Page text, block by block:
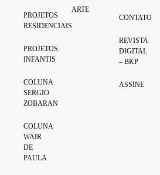
PROJETOS
RESIDENCIAIS
PROJETOS
INFANTIS
COLUNA
SERGIO
ZOBARAN
COLUNA
WAIR
DE
PAULA
ARTE
CONTATO
REVISTA
DIGITAL
– BKP
ASSINE